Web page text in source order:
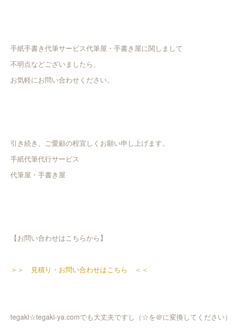
手紙手書き代筆サービス代筆屋・手書き屋に関しまして
不明点などございましたら、
お気軽にお問い合わせください。
引き続き、ご愛顧の程宜しくお願い申し上げます。
手紙代筆代行サービス
代筆屋・手書き屋
【お問い合わせはこちらから】
＞＞ 見積り・お問い合わせはこちら ＜＜
tegaki☆tegaki-ya.comでも大丈夫ですし（☆を＠に変換してください）